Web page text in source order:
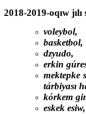
2018-2019-oqıw
voleybol,
basketbol,
dzyudo,
erkin
mektepke
tárbiyası
kórkem
eskek esiw,